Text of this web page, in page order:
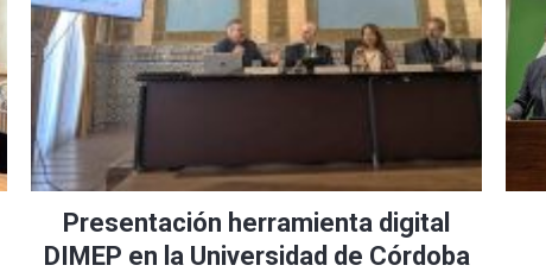
Presentación herramienta digital
DIMEP en la Universidad de Córdoba